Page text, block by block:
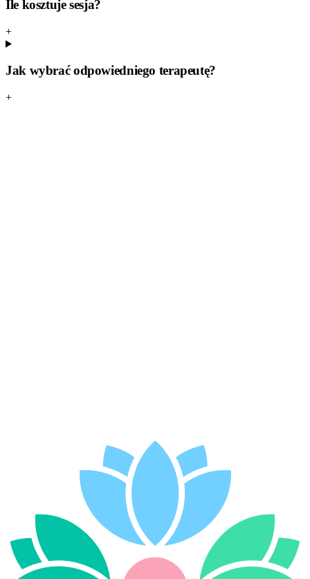
Ile kosztuje sesja?
+
Jak wybrać odpowiedniego terapeutę?
+